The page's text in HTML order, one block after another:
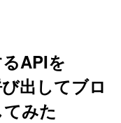
APIを
出してブロ
みた